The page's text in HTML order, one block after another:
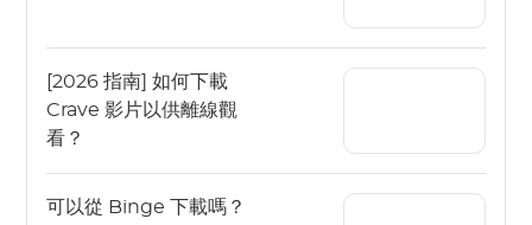
[2026 指南] 如何下載
Crave 影片以供離線觀
看？
可以從 Binge 下載嗎？